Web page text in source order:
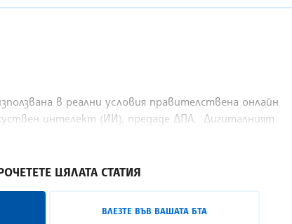
в реални условия правителствена онлайн
интелект (ИИ), предаде ДПА. Дигиталният
ЦЯЛАТА СТАТИЯ
ВЛЕЗТЕ ВЪВ ВАШАТА БТА